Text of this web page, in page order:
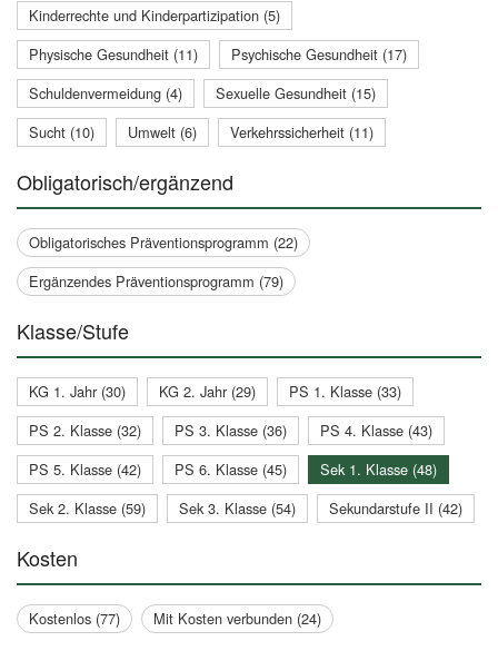
Kinderrechte und Kinderpartizipation (5)
Physische Gesundheit (11)
Psychische Gesundheit (17)
Schuldenvermeidung (4)
Sexuelle Gesundheit (15)
Sucht (10)
Umwelt (6) Verkehrssicherheit (11)
Obligatorisch/ergänzend
Obligatorisches Präventionsprogramm (22)
Ergänzendes Präventionsprogramm (79)
Klasse/Stufe
KG 1. Jahr (30) KG 2. Jahr (29)
PS 1. Klasse (33)
PS 2. Klasse (32)
PS 3. Klasse (36)
PS 4. Klasse (43)
PS 5. Klasse (42)
PS 6. Klasse (45)
Sek 1. Klasse (48)
Sek 2. Klasse (59)
Sek 3. Klasse (54) Sekundarstufe II (42)
Kosten
Kostenlos (77) Mit Kosten verbunden (24)